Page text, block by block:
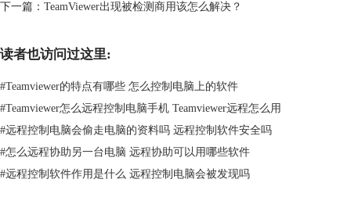
图4：Ubuntu系统安装TeamViewer步骤三
这样我们的TeamViewer就在Ubuntu操作系统中安装成功了，那么该如何
打开TeamViewer呢？
下一篇： TeamViewer出现被检测商用该怎么解决？
读者也访问过这里:
#Teamviewer的特点有哪些 怎么控制电脑上的软件
#Teamviewer怎么远程控制电脑手机 Teamviewer远程怎么用
#远程控制电脑会偷走电脑的资料吗 远程控制软件安全吗
#怎么远程协助另一台电脑 远程协助可以用哪些软件
#远程控制软件作用是什么 远程控制电脑会被发现吗